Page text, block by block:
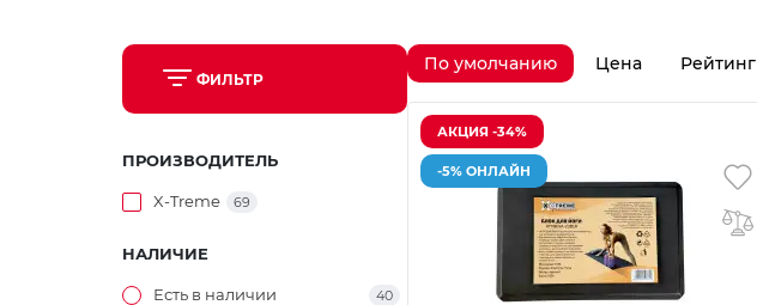
ФИЛЬТР
ПРОИЗВОДИТЕЛЬ
X-Treme 69
НАЛИЧИЕ
Есть в наличии 40
По умолчанию Цена Рейтинг
АКЦИЯ -34%
-5% ОНЛАЙН